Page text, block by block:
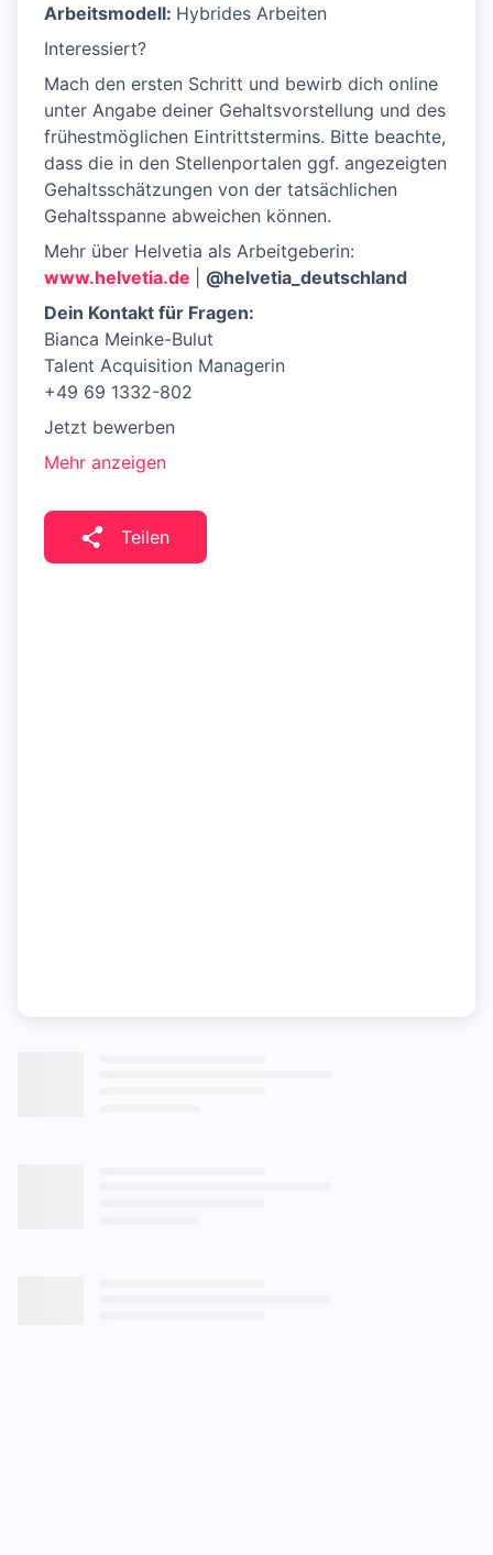
Arbeitsmodell: Hybrides Arbeiten
Interessiert?
Mach den ersten Schritt und bewirb dich online
unter Angabe deiner Gehaltsvorstellung und des
frühestmöglichen Eintrittstermins. Bitte beachte,
dass die in den Stellenportalen ggf. angezeigten
Gehaltsschätzungen von der tatsächlichen
Gehaltsspanne abweichen können.
Mehr über Helvetia als Arbeitgeberin:
www.helvetia.de
@helvetia_deutschland
Dein Kontakt für Fragen:
Bianca Meinke-Bulut
Talent Acquisition Managerin
+49 69 1332-802
Jetzt bewerben
Mehr anzeigen
Teilen